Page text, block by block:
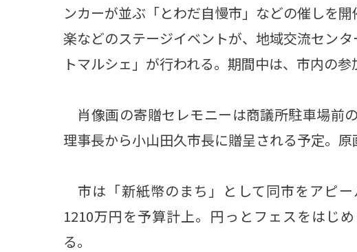
ンカーが並ぶ「とわだ自慢市」などの催しを
楽などのステージイベントが、地域交流セン
トマルシェ」が行われる。期間中は、市内の
肖像画の寄贈セレモニーは商議所駐車場前
理事長から小山田久市長に贈呈される予定。
市は「新紙幣のまち」として同市をアピ
1210万円を予算計上。円っとフェスをはじ
る。